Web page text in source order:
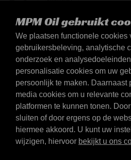
MPM Oil gebruikt
We plaatsen functionele cookies
gebruikersbeleving, analytische
onderzoek en
personalisatie cookies om uw
persoonlijk te maken. Daarnaast
media cookies om u relevante
platformen te kunnen tonen.
sluiten of door ergens op de
hiermee akkoord. U kunt uw
wijzigen, hiervoor bekijkt u ons
België
Contact
Algemene voorwaarden
Leveringsvoorwaarden
Privacyverklaring